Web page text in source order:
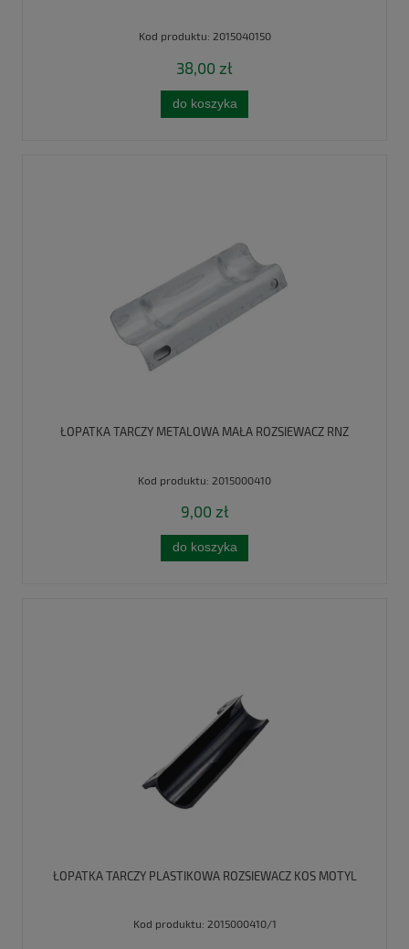
Kod produktu: 2015040150
38,00 zł
do koszyka
ŁOPATKA TARCZY METALOWA MAŁA ROZSIEWACZ RNZ
Kod produktu: 2015000410
9,00 zł
do koszyka
ŁOPATKA TARCZY PLASTIKOWA ROZSIEWACZ KOS MOTYL
Kod produktu: 2015000410/1